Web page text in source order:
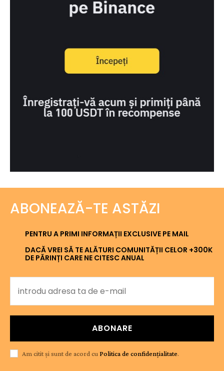
ABONEAZĂ-TE ASTĂZI
PENTRU A PRIMI INFORMAȚII EXCLUSIVE PE MAIL
DACĂ VREI SĂ TE ALĂTURI COMUNITĂȚII CELOR +300K
DE PĂRINȚI CARE NE CITESC ANUAL
ABONARE
Am citit și sunt de acord cu Politica de confidențialitate.